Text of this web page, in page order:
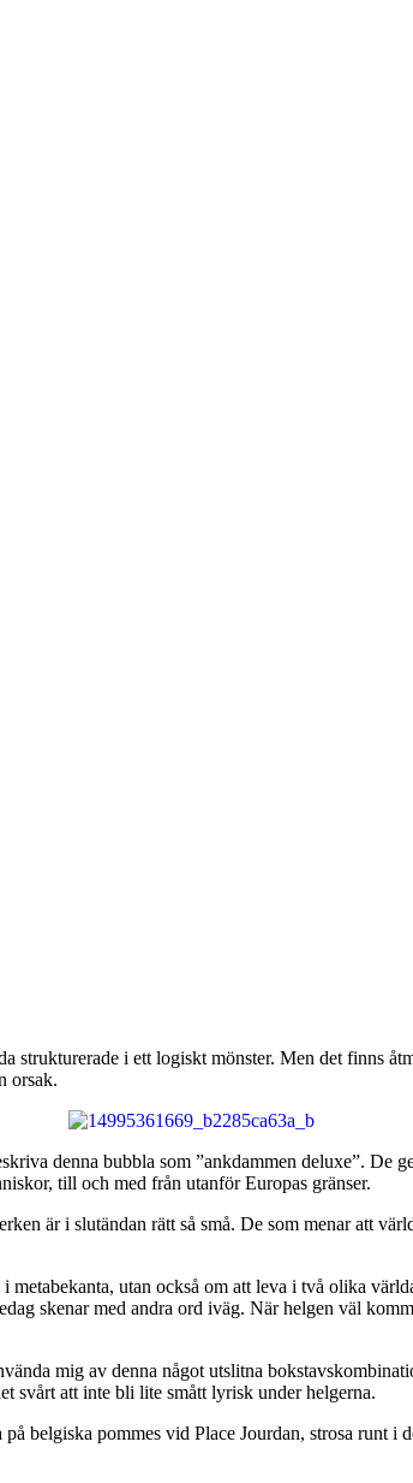
strukturerade i ett logiskt mönster. Men det finns
orsak.
denna bubbla som ”ankdammen deluxe”. De
till och med från utanför Europas gränser.
är i slutändan rätt så små. De som menar att
utan också om att leva i två olika
skenar med andra ord iväg. När helgen väl
mig av denna något utslitna
svårt att inte bli lite smått lyrisk under helgerna.
belgiska pommes vid Place Jourdan, strosa runt